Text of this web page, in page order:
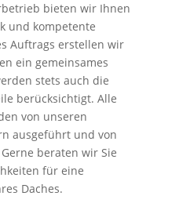
bieten wir Ihnen
und kompetente
Auftrags erstellen wir
ein gemeinsames
stets auch die
berücksichtigt. Alle
von unseren
ausgeführt und von
beraten wir Sie
für eine
Daches.